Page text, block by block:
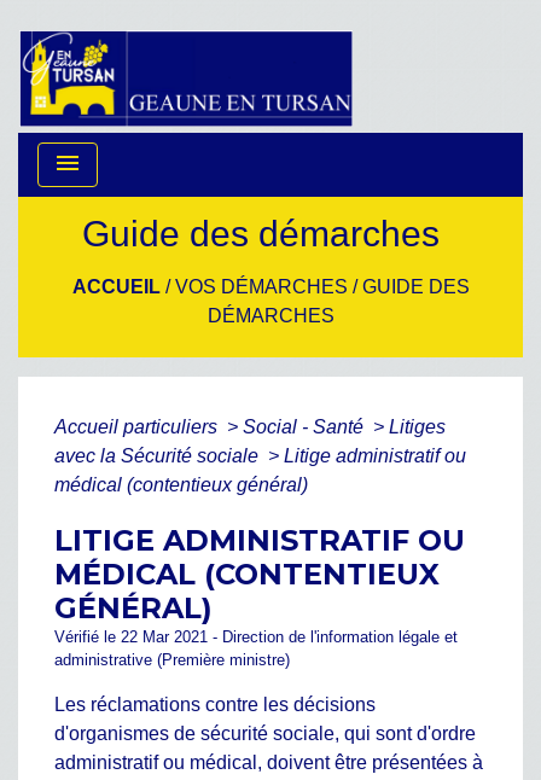
menu
Guide des démarches
ACCUEIL/VOS DÉMARCHES /GUIDE DES
DÉMARCHES
Accueil particuliers > Social - Santé > Litiges
avec la Sécurité sociale > Litige administratif ou
médical (contentieux général)
LITIGE ADMINISTRATIF OU
MÉDICAL (CONTENTIEUX
GÉNÉRAL)
Vérifié le 22 Mar 2021 - Direction de l'information légale et
administrative (Première ministre)
Les réclamations contre les décisions
d'organismes de sécurité sociale, qui sont d'ordre
administratif ou médical, doivent être présentées à